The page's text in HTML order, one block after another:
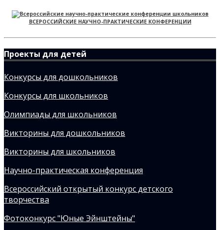
ВСЕРОССИЙСКИЕ НАУЧНО-ПРАКТИЧЕСКИЕ КОНФЕРЕНЦИИ
Проекты для детей
Конкурсы для дошкольников
Конкурсы для школьников
Олимпиады для школьников
Викторины для дошкольников
Викторины для школьников
Научно-практическая конференция
Всероссийский открытый конкурс детского
творчества
Фотоконкурс "Юные Эйнштейны"